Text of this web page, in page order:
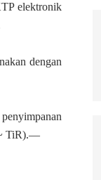
elektronik
dengan
~ TiR).—